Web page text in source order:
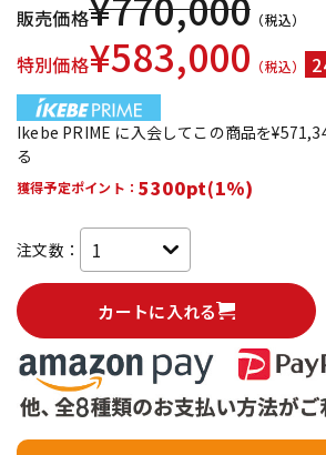
販売価格 （税込）
特別価格¥583,000 （税込）
Ikebe PRIME に入会してこの商品を
る
獲得予定ポイント： 5300pt(1%)
注文数：
カートに入れる